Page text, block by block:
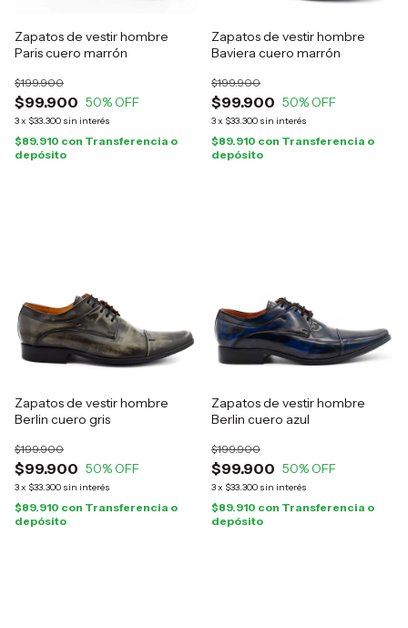
Zapatos de vestir hombre
Paris cuero marrón
$99.900
$199.900
50% OFF
3x $33.300 sin interés
$89.910 con Transferencia o
depósito
Zapatos de vestir hombre
Baviera cuero marrón
$99.900
$199.900
50% OFF
3x $33.300 sin interés
$89.910 con Transferencia o
depósito
Zapatos de vestir hombre
Berlin cuero gris
$99.900
$199.900
50% OFF
3x $33.300 sin interés
$89.910 con Transferencia o
depósito
Zapatos de vestir hombre
Berlin cuero azul
$99.900
$199.900
50% OFF
3x $33.300 sin interés
$89.910 con Transferencia o
depósito